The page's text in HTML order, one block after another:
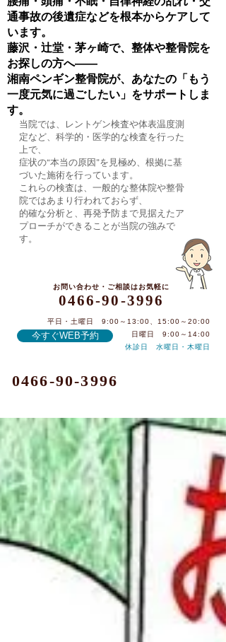
通事故の後遺症などを根本からケアして
います。
藤沢・辻堂・茅ヶ崎で、整体や整骨院を
お探しの方へ――
湘南ペンギン整骨院が、あなたの「もう
一度元気に過ごしたい」をサポートしま
す。
0466-90-3996
お問い合わせ・ご相談はお気軽に
当院では、レントゲン検査や体表温度測
定など、科学的・医学的な検査を行った
上で、
症状の“本当の原因”を見極め、根拠に基
づいた施術を行っています。
これらの検査は、一般的な整体院や整骨
院ではあまり行われておらず、
的確な分析と、再発予防まで見据えたア
プローチができることが当院の強みで
す。
平日・土曜日 9:00～13:00、15:00～20:00
日曜日 9:00～14:00
休診日 水曜日・木曜日
今すぐWEB予約
0466-90-3996